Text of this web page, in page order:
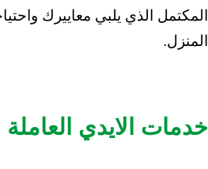
المكتمل الذي يلبي معاييرك
المنزل.
خدمات الايدي